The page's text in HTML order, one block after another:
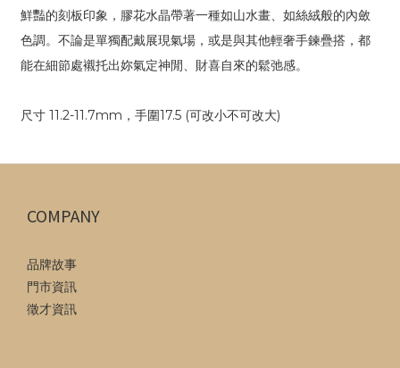
鮮豔的刻板印象，膠花水晶帶著一種如山水畫、如絲絨般的內斂
色調。不論是單獨配戴展現氣場，或是與其他輕奢手鍊疊搭，都
能在細節處襯托出妳氣定神閒、財喜自來的鬆弛感。
尺寸 11.2-11.7mm，手圍17.5 (可改小不可改大)
COMPANY
品牌故事
門市資訊
徵才資訊